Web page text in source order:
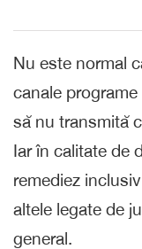
Nu este normal
canale
să nu transmită
Iar în calitate de
remediez
altele legate de
general.